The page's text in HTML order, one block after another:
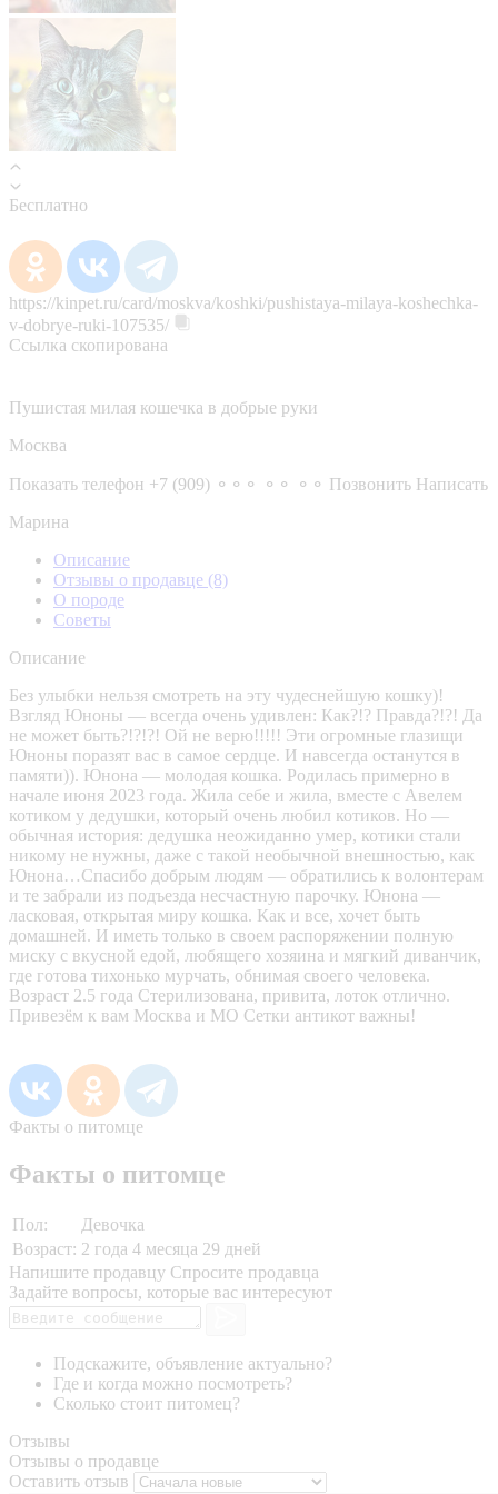
Бесплатно
https://kinpet.ru/card/moskva/koshki/pushistaya-milaya-koshechka-
v-dobrye-ruki-107535/
Ссылка скопирована
Пушистая милая кошечка в добрые руки
Москва
Показать телефон +7 (909) ⚬⚬⚬ ⚬⚬ ⚬⚬ Позвонить Написать
Марина
Описание
Отзывы о продавце (8)
О породе
Советы
Описание
Без улыбки нельзя смотреть на эту чудеснейшую кошку)!
Взгляд Юноны — всегда очень удивлен: Как?!? Правда?!?! Да
не может быть?!?!?! Ой не верю!!!!! Эти огромные глазищи
Юноны поразят вас в самое сердце. И навсегда останутся в
памяти)). Юнона — молодая кошка. Родилась примерно в
начале июня 2023 года. Жила себе и жила, вместе с Авелем
котиком у дедушки, который очень любил котиков. Но —
обычная история: дедушка неожиданно умер, котики стали
никому не нужны, даже с такой необычной внешностью, как
Юнона…Спасибо добрым людям — обратились к волонтерам
и те забрали из подъезда несчастную парочку. Юнона —
ласковая, открытая миру кошка. Как и все, хочет быть
домашней. И иметь только в своем распоряжении полную
миску с вкусной едой, любящего хозяина и мягкий диванчик,
где готова тихонько мурчать, обнимая своего человека.
Возраст 2.5 года Стерилизована, привита, лоток отлично.
Привезём к вам Москва и МО Сетки антикот важны!
Факты о питомце
Факты о питомце
Пол:
Девочка
Возраст: 2 года 4 месяца 29 дней
Напишите продавцу Спросите продавца
Задайте вопросы, которые вас интересуют
Подскажите, объявление актуально?
Где и когда можно посмотреть?
Сколько стоит питомец?
Отзывы
Отзывы о продавце
Оставить отзыв